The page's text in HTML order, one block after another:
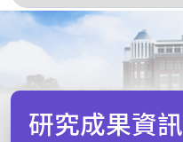
研究成果資訊